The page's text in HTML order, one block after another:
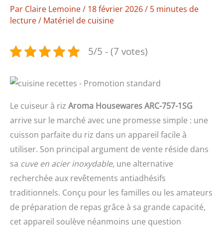
Par Claire Lemoine/ 18 février 2026/ 5 minutes de
lecture/ Matériel de cuisine
5/5 - (7 votes)
Le cuiseur à riz Aroma Housewares ARC-757-1SG
arrive sur le marché avec une promesse simple : une
cuisson parfaite du riz dans un appareil facile à
utiliser. Son principal argument de vente réside dans
sa cuve en acier inoxydable, une alternative
recherchée aux revêtements antiadhésifs
traditionnels. Conçu pour les familles ou les amateurs
de préparation de repas grâce à sa grande capacité,
cet appareil soulève néanmoins une question